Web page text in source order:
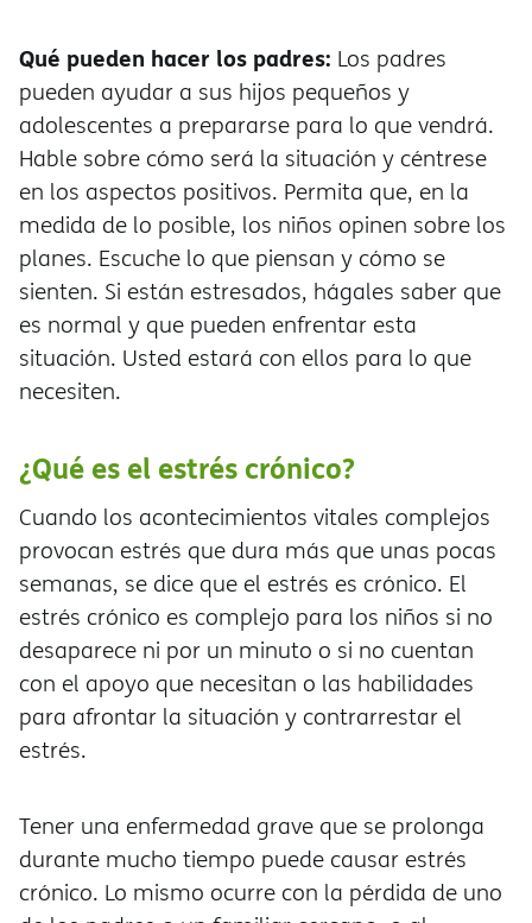
Qué pueden hacer los padres: Los padres
pueden ayudar a sus hijos pequeños y
adolescentes a prepararse para lo que vendrá.
Hable sobre cómo será la situación y céntrese
en los aspectos positivos. Permita que, en la
medida de lo posible, los niños opinen sobre los
planes. Escuche lo que piensan y cómo se
sienten. Si están estresados, hágales saber que
es normal y que pueden enfrentar esta
situación. Usted estará con ellos para lo que
necesiten.
¿Qué es el estrés crónico?
Cuando los acontecimientos vitales complejos
provocan estrés que dura más que unas pocas
semanas, se dice que el estrés es crónico. El
estrés crónico es complejo para los niños si no
desaparece ni por un minuto o si no cuentan
con el apoyo que necesitan o las habilidades
para afrontar la situación y contrarrestar el
estrés.
Tener una enfermedad grave que se prolonga
durante mucho tiempo puede causar estrés
crónico. Lo mismo ocurre con la pérdida de uno